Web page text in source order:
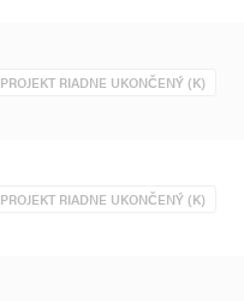
PROJEKT RIADNE UKONČENÝ (K)
PROJEKT RIADNE UKONČENÝ (K)